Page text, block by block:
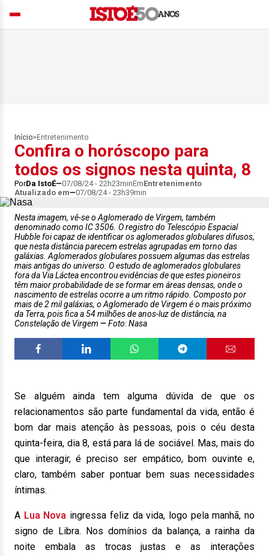
Início> Entretenimento
Confira o horóscopo para
todos os signos nesta quinta, 8
PorDa IstoÉ 07/08/24 - 22h23minEmEntretenimento
Atualizado em
07/08/24 - 23h39min
Nesta imagem, vê-se o Aglomerado de Virgem, também
denominado como IC 3506. O registro do Telescópio Espacial
Hubble foi capaz de identificar os aglomerados globulares difusos,
que nesta distância parecem estrelas agrupadas em torno das
galáxias. Aglomerados globulares possuem algumas das estrelas
mais antigas do universo. O estudo de aglomerados globulares
fora da Via Láctea encontrou evidências de que estes pioneiros
têm maior probabilidade de se formar em áreas densas, onde o
nascimento de estrelas ocorre a um ritmo rápido. Composto por
mais de 2 mil galáxias, o Aglomerado de Virgem é o mais próximo
da Terra, pois fica a 54 milhões de anos-luz de distância, na
Constelação de Virgem
Foto: Nasa
Se alguém ainda tem alguma dúvida de que os
relacionamentos são parte fundamental da vida, então é
bom dar mais atenção às pessoas, pois o céu desta
quinta-feira, dia 8, está para lá de sociável. Mas, mais do
que interagir, é preciso ser empático, bom ouvinte e,
claro, também saber pontuar bem suas necessidades
íntimas.
A Lua Nova ingressa feliz da vida, logo pela manhã, no
signo de Libra. Nos domínios da balança, a rainha da
noite embala as trocas justas e as interações